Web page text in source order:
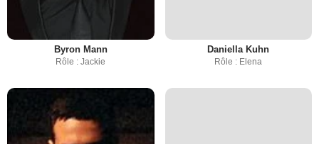
Byron Mann
Rôle : Jackie
Daniella Kuhn
Rôle : Elena